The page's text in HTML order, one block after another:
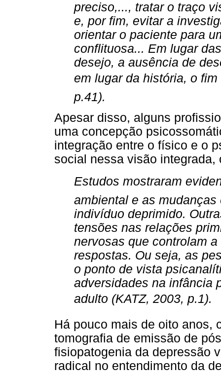
preciso,..., tratar o traço
e, por fim, evitar a
orientar o paciente para
conflituosa... Em lugar
desejo, a ausência de
em lugar da história, o fim
p.41).
Apesar disso, alguns
uma concepção
integração entre o físico e o
social nessa visão integrada,
Estudos mostraram
ambiental e as
indivíduo deprimido.
tensões nas relações
nervosas que controlam
respostas. Ou seja, as
o ponto de vista
adversidades na infância
adulto (KATZ, 2003, p.1).
Há pouco mais de oito anos,
tomografia de emissão de
fisiopatogenia da depressão
radical no entendimento da